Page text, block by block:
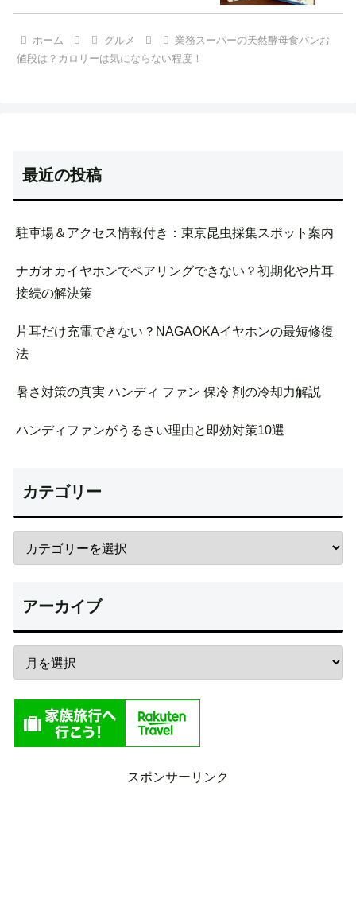
ホーム グルメ
業務スーパーの天然酵母食パンお
値段は？カロリーは気にならない程度！
最近の投稿
駐車場＆アクセス情報付き：東京昆虫採集スポット案内
ナガオカイヤホンでペアリングできない？初期化や片耳
接続の解決策
片耳だけ充電できない？NAGAOKAイヤホンの最短修復
法
暑さ対策の真実 ハンディ ファン 保冷 剤の冷却力解説
ハンディファンがうるさい理由と即効対策10選
カテゴリー
アーカイブ
スポンサーリンク